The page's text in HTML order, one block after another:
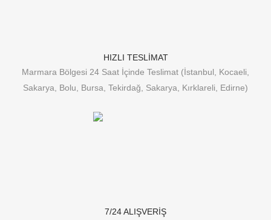
HIZLI TESLİMAT
Marmara Bölgesi 24 Saat İçinde Teslimat (İstanbul, Kocaeli,
Sakarya, Bolu, Bursa, Tekirdağ, Sakarya, Kırklareli, Edirne)
7/24 ALIŞVERİŞ